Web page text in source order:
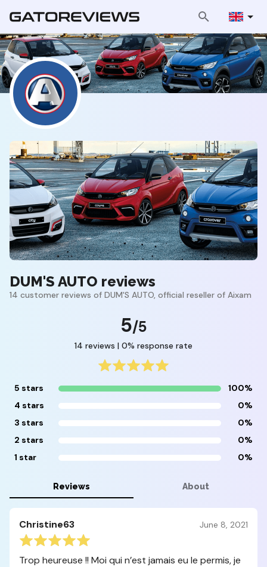
DUM'S AUTO reviews
14 customer reviews of DUM'S AUTO, official reseller of Aixam
5/5
14 reviews | 0% response rate
5 stars
100%
4 stars
0%
3 stars
0%
2 stars
0%
1 star
0%
Reviews About
Christine63 June 8, 2021
Trop heureuse !! Moi qui n’est jamais eu le permis, je